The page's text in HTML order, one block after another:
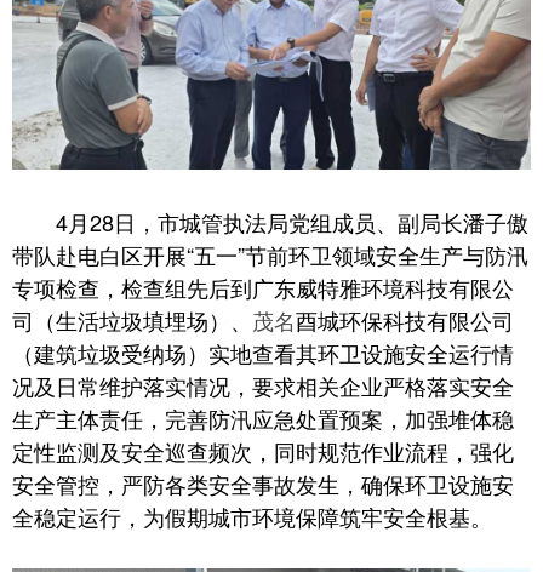
4月28日，市城管执法局党组成员、副局长潘子傲
带队赴电白区开展“五一”节前环卫领域安全生产与防汛
专项检查，检查组先后到广东威特雅环境科技有限公
司（生活垃圾填埋场）、 茂名酉城环保科技有限公司
（建筑垃圾受纳场）实地查看其环卫设施安全运行情
况及日常维护落实情况，要求相关企业严格落实安全
生产主体责任，完善防汛应急处置预案，加强堆体稳
定性监测及安全巡查频次，同时规范作业流程，强化
安全管控，严防各类安全事故发生，确保环卫设施安
全稳定运行，为假期城市环境保障筑牢安全根基。